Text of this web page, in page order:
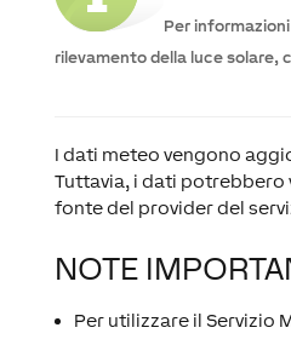
Per
rilevamento della luce solare,
I dati meteo vengono
Tuttavia, i dati potrebbero
fonte del provider del
NOTE
Per utilizzare il Servizio